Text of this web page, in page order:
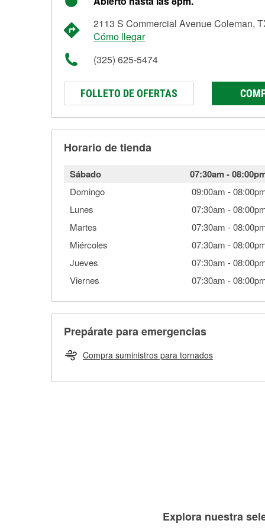
2113 S Commercial Avenue Coleman,
Cómo llegar
(325) 625-5474
FOLLETO DE OFERTAS
Horario de tienda
Sábado 07:30am-
Domingo 09:00am -
Lunes
07:30am -
Martes
07:30am -
Miércoles
07:30am -
Jueves
07:30am -
Viernes
07:30am -
Prepárate para emergencias
Compra suministros para tornados
Explora nuestra